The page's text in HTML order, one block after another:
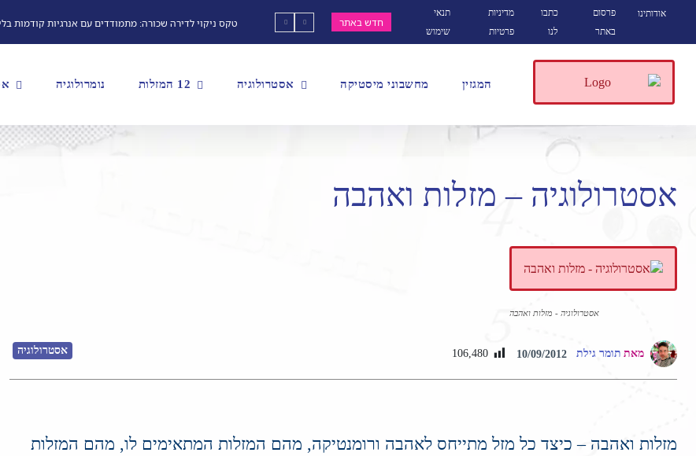
אודותינו
פרסום
באתר
כתבו
לנו
מדיניות
פרטיות
תנאי
שימוש
חדש באתר טקס ניקוי לדירה שכורה: מתמודדים עם אנרגיות קודמות
המגזין מחשבוני מיסטיקה אסטרולוגיה 12 המזלות נומרולוגיה
אסטרולוגיה – מזלות ואהבה
אסטרולוגיה - מזלות ואהבה
אסטרולוגיה מאת תומר גילת 10/09/2012
106,480
מזלות ואהבה – כיצד כל מזל מתייחס לאהבה ורומנטיקה, מהם המזלות המתאימים לו, מהם המזלות